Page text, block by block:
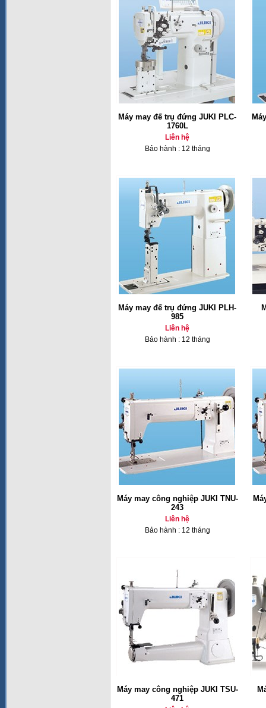
Máy may đế trụ đứng JUKI PLC-
1760L
Liên hệ
Bảo hành : 12 tháng
Máy may đế trụ đứng JUKI PLH-
985
Liên hệ
Bảo hành : 12 tháng
Máy may công nghiệp JUKI TNU-
243
Liên hệ
Bảo hành : 12 tháng
Máy may công nghiệp JUKI TSU-
471